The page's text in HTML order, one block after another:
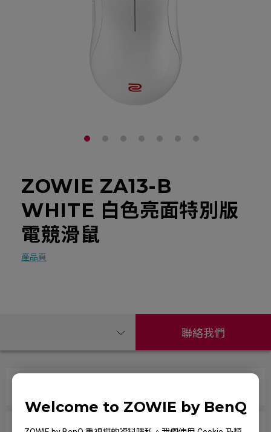
Welcome to ZOWIE by BenQ
ZOWIE ZA13-B
WHITE 白色亮面特別版
電競滑鼠
產品頁
聯絡我們
游標在螢幕上不規則或快速移動。